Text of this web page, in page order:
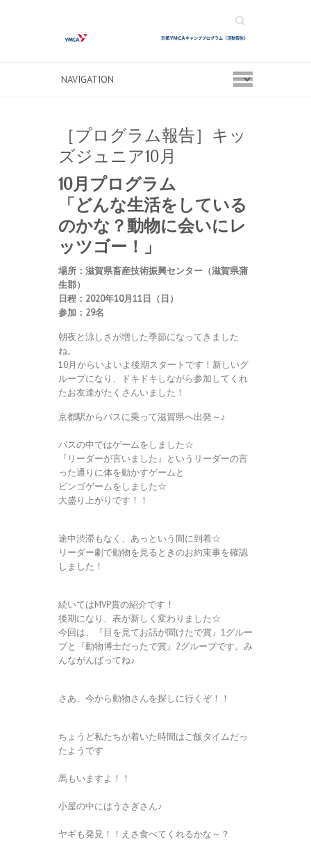
Search
［プログラム報告］キッ
ズジュニア10月
10月プログラム
「どんな生活をしている
のかな？動物に会いにレ
ッツゴー！」
場所：滋賀県畜産技術振興センター（滋賀県蒲
生郡）
日程：2020年10月11日（日）
参加：29名
朝夜と涼しさが増した季節になってきました
ね。
10月からいよいよ後期スタートです！新しいグ
ループになり、ドキドキしながら参加してくれ
たお友達がたくさんいました！
京都駅からバスに乗って滋賀県へ出発～♪
バスの中ではゲームをしました☆
『リーダーが言いました』というリーダーの言
った通りに体を動かすゲームと
ビンゴゲームをしました☆
大盛り上がりです！！
途中渋滞もなく、あっという間に到着☆
リーダー劇で動物を見るときのお約束事を確認
しました！
続いてはMVP賞の紹介です！
後期になり、表が新しく変わりました☆
今回は、『目を見てお話が聞けたで賞』1グルー
プと『動物博士だったで賞』2グループです。み
んながんばってね♪
さあ、今から動物さんを探しに行くぞ！！
ちょうど私たちが着いた時間はご飯タイムだっ
たようです
馬もいますよ！！
小屋の中にはうさぎさん♪
ヤギも発見！！えさ食べてくれるかな～？